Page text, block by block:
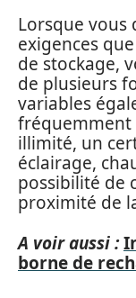
Lorsque vous
exigences
de stockage,
de plusieurs
variables
fréquemment
illimité, un
éclairage,
possibilité de
proximité de
A voir aussi :
borne de